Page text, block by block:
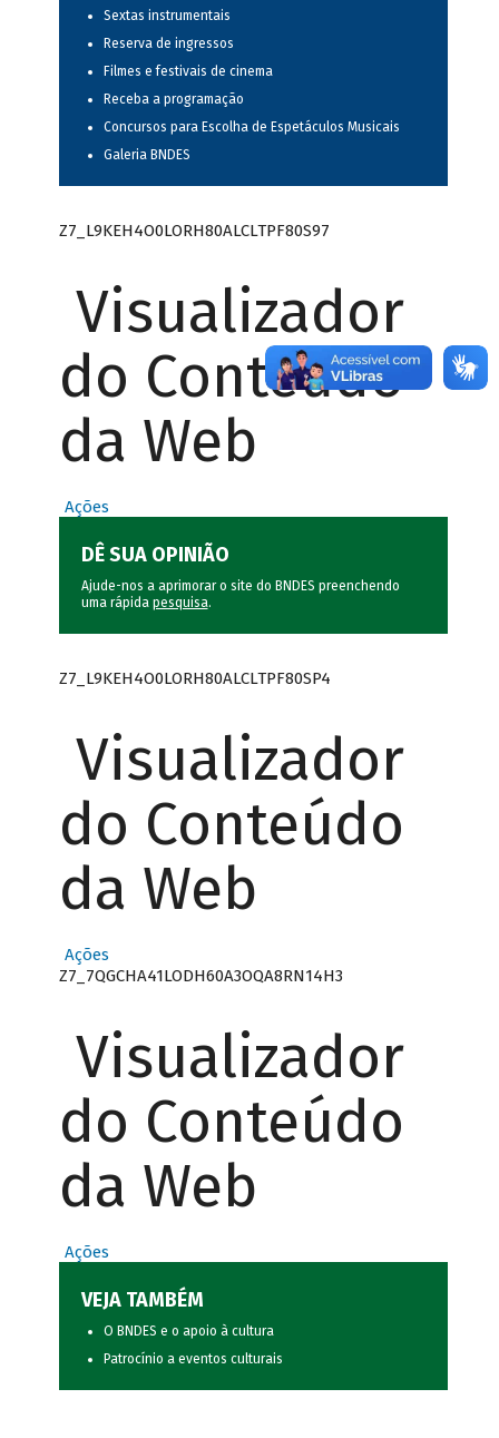
Sextas instrumentais
Reserva de ingressos
Filmes e festivais de cinema
Receba a programação
Concursos para Escolha de Espetáculos Musicais
Galeria BNDES
Z7_L9KEH4O0LORH80ALCLTPF80S97
Visualizador
do Conteúdo
da Web
Ações
DÊ SUA OPINIÃO
Ajude-nos a aprimorar o site do BNDES preenchendo
uma rápida pesquisa.
Z7_L9KEH4O0LORH80ALCLTPF80SP4
Visualizador
do Conteúdo
da Web
Ações
Z7_7QGCHA41LODH60A3OQA8RN14H3
Visualizador
do Conteúdo
da Web
Ações
VEJA TAMBÉM
O BNDES e o apoio à cultura
Patrocínio a eventos culturais